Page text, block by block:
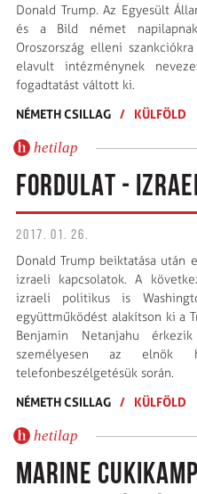
Donald Trump. Az Egyesült
és a Bild német
Oroszország elleni
elavult intézménynek
fogadtatást váltott ki.
NÉMETH CSILLAG / KÜLFÖLD
hetilap
FORDULAT -
2017. 01. 26.
Donald Trump beiktatása után
izraeli kapcsolatok. A
izraeli politikus is
együttműködést alakítson ki a
Benjamin Netanjahu
személyesen az
telefonbeszélgetésük során.
NÉMETH CSILLAG / KÜLFÖLD
hetilap
MARINE